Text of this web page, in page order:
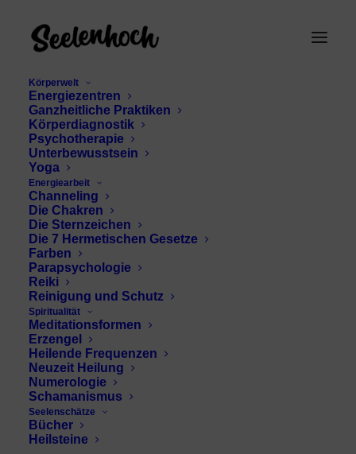
Körperwelt
Energiezentren
Ganzheitliche Praktiken
Körperdiagnostik
Psychotherapie
Unterbewusstsein
Yoga
Energiearbeit
Channeling
Die Chakren
Die Sternzeichen
Die 7 Hermetischen Gesetze
Farben
Parapsychologie
Reiki
Reinigung und Schutz
Spiritualität
Meditationsformen
Erzengel
Heilende Frequenzen
Neuzeit Heilung
Numerologie
Schamanismus
Seelenschätze
Bücher
Heilsteine
McConaughey